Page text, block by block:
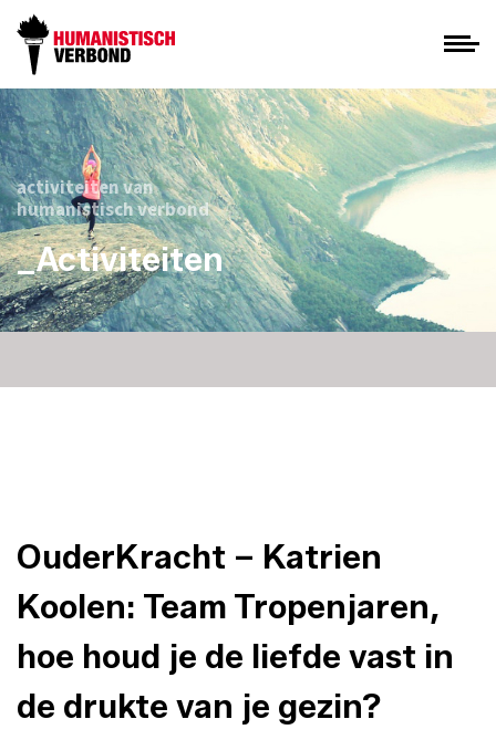
activiteiten van
humanistisch verbond
_Activiteiten
OuderKracht – Katrien
Koolen: Team Tropenjaren,
hoe houd je de liefde vast in
de drukte van je gezin?